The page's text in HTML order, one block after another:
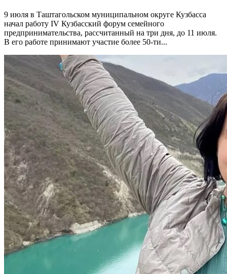
9 июля в Таштагольском муниципальном округе Кузбасса
начал работу IV Кузбасский форум семейного
предпринимательства, рассчитанный на три дня, до 11 июля.
В его работе принимают участие более 50-ти...